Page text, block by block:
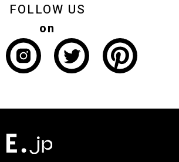
FOLLOW US
on